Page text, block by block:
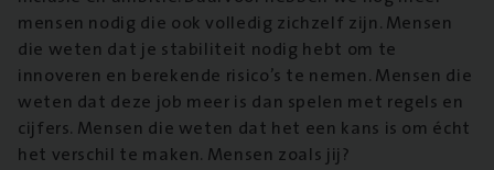
mensen nodig die ook volledig zichzelf zijn. Mensen
die weten dat je stabiliteit nodig hebt om te
innoveren en berekende risico’s te nemen. Mensen die
weten dat deze job meer is dan spelen met regels en
cijfers. Mensen die weten dat het een kans is om écht
het verschil te maken. Mensen zoals jij?